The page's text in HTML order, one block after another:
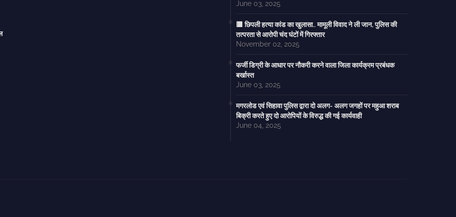
June 03, 2025
🟥 छिपली हत्या कांड का खुलासा.. मामूली विवाद ने ली जान, पुलिस की
तत्परता से आरोपी चंद घंटों में गिरफ्तार
November 02, 2025
फर्जी डिग्री के आधार पर नौकरी करने वाला जिला कार्यक्रम प्रबंधक
बर्खास्त
June 03, 2025
मगरलोड एवं सिहावा पुलिस द्वारा दो अलग- अलग जगहों पर महुआ शराब
बिक्री करते हुए दो आरोपियों के विरुद्ध की गई कार्यवाही
June 04, 2025